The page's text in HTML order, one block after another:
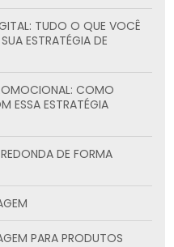
ESTRATÉGIA DE
ESSA ESTRATÉGIA
PARA PRODUTOS